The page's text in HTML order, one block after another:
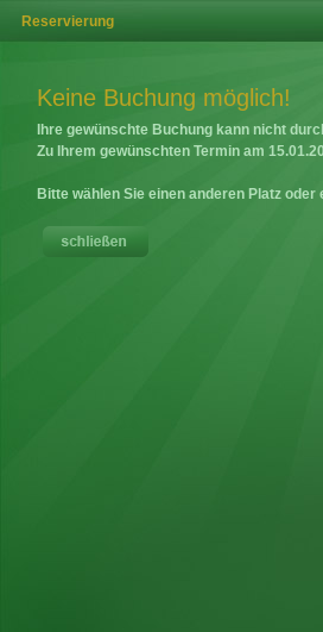
Reservierung
Keine Buchung möglich!
Ihre gewünschte Buchung kann nicht
Zu Ihrem gewünschten Termin am
Bitte wählen Sie einen anderen Platz oder